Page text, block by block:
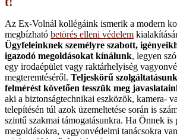
Az Ex-Volnál kollégáink ismerik a modern
megbízható betörés elleni védelem
Ügyfeleinknek személyre szabott,
igazodó megoldásokat kínálunk, legyen
egy irodaépület vagy raktárhelyiség
megteremtéséről. Teljeskörű
felmérést követően tesszük meg
aki a biztonságtechnikai eszközök, kamera-
telepítésén túl azok üzemeltetése során is
szintű szakmai támogatásunkra. Ha Önnek
megoldásokra, vagyonvédelmi tanácsokra